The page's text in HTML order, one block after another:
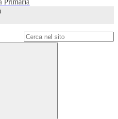
Primaria